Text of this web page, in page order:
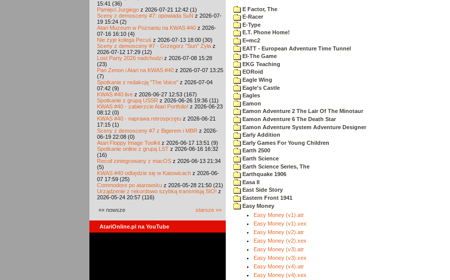
15:41 (36)
Pamięci Jurgiego z 2026-07-21 12:42 (1)
Sceny z demosceny #7: opowiada SuN z 2026-07-
19 15:24 (2)
Atari Muzeum w Poznaniu na KWAS #40 z 2026-
07-16 16:10 (4)
Nie żyje kolega Pecuś z 2026-07-13 18:00 (30)
Sceny z demosceny #7 - Grzegorz "Sun" Żyła z
2026-07-12 17:29 (12)
Lost Party 2026 nadchodzi z 2026-07-08 15:28
(23)
Pan Zenon i Atari na KWAS #40 z 2026-07-07 13:25
(7)
Spotkanie z redakcją "The Voice" z 2026-07-04
07:42 (9)
KWAS #40 live z 2026-06-27 12:53 (167)
Spotkanie z grupą USSR z 2026-06-26 19:36 (11)
KWAS #40 - zabierzcie Atari Portfolio! z 2026-06-23
08:12 (0)
KWAS #40 - naprawa retrosprzętu z 2026-06-21
17:15 (1)
Sceny z demosceny #7 z Bigerem i MBR z 2026-
06-19 22:08 (0)
Atari Floppy Image Toolkit z 2026-06-17 13:51 (9)
Spotkanie online z grupą LST z 2026-06-16 16:32
(16)
Recoil zintegrowany z macOS z 2026-06-13 21:34
(5)
KWAS #40 odbędzie się w Katowicach z 2026-06-
07 17:59 (25)
Commodore po atarowsku z 2026-05-28 21:50 (21)
Urządzenie z rekordowo szybką transmisją SIO! z
2026-05-24 20:57 (116)
«« nowsze starsze »»
AtariOnline.pl na YouTube
E Factor, The
E-Racer
E-Type
E.T. Phone Home!
E=mc2
EATT - European Adventure Time Tunnel
EI-The Game
EKG Teaching
EORoid
Eagle Wing
Eagle's Castle
Eagles
Eamon
Eamon Adventure 2 The Lair Of The Minotaur
Eamon Adventure 6 The Death Star
Eamon Adventure System Adventure Designer
Early Addition
Early Games For Young Children
Earth 2500
Earth Science
Earth Science Series, The
Earthquake 1906
Easa II
East Side Story
Eastern Front 1941
Easy Money
Easy Money (v1).atr
Easy Money (v1).xex
Easy Money (v2).atr
Easy Money (v2).xex
Easy Money (v3).atr
Easy Money (v3).xex
Easy Money (v4).atr
Easy Money (v4).xex